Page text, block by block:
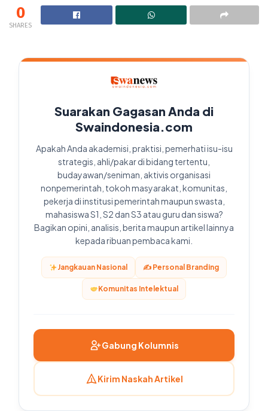
0
SHARES
Suarakan Gagasan Anda di
Swaindonesia.com
Apakah Anda akademisi, praktisi, pemerhati isu-isu
strategis, ahli/pakar di bidang tertentu,
budayawan/seniman, aktivis organisasi
nonpemerintah, tokoh masyarakat, komunitas,
pekerja di institusi pemerintah maupun swasta,
mahasiswa S1, S2 dan S3 atau guru dan siswa?
Bagikan opini, analisis, berita maupun artikel lainnya
kepada ribuan pembaca kami.
Jangkauan Nasional ✍️ Personal Branding
Komunitas Intelektual
Gabung Kolumnis
Kirim Naskah Artikel